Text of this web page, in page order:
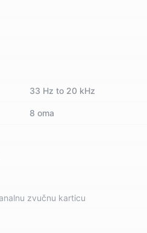
33 Hz to 20 kHz
8 oma
zvučnu karticu